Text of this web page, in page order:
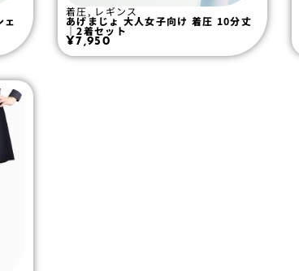
ェ
着圧, レギンス
あげまじょ 大人女子向け 着圧 10分丈
｜2着セット
¥7,950